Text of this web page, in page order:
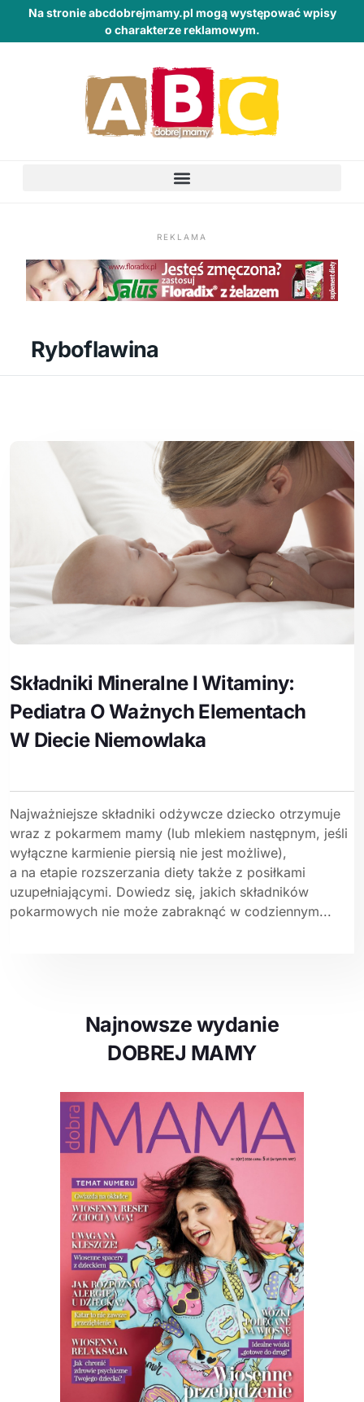
Na stronie abcdobrejmamy.pl mogą występować wpisy
o charakterze reklamowym.
REKLAMA
Ryboflawina
Składniki Mineralne I Witaminy:
Pediatra O Ważnych Elementach
W Diecie Niemowlaka
Najważniejsze składniki odżywcze dziecko otrzymuje
wraz z pokarmem mamy (lub mlekiem następnym, jeśli
wyłączne karmienie piersią nie jest możliwe),
a na etapie rozszerzania diety także z posiłkami
uzupełniającymi. Dowiedz się, jakich składników
pokarmowych nie może zabraknąć w codziennym...
Najnowsze wydanie
DOBREJ MAMY